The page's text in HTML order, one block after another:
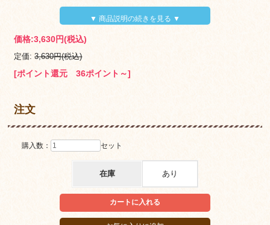
▼ 商品説明の続きを見る ▼
価格:3,630円(税込)
定価:3,630円(税込)
[ポイント還元 36ポイント～]
注文
購入数： セット
在庫 あり